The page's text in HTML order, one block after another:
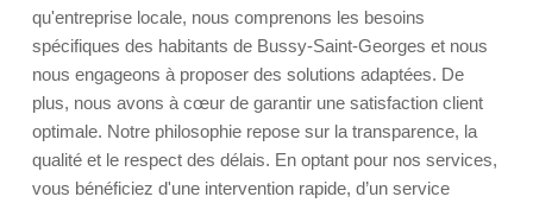
qu'entreprise locale, nous comprenons les besoins
spécifiques des habitants de Bussy-Saint-Georges et nous
nous engageons à proposer des solutions adaptées. De
plus, nous avons à cœur de garantir une satisfaction client
optimale. Notre philosophie repose sur la transparence, la
qualité et le respect des délais. En optant pour nos services,
vous bénéficiez d'une intervention rapide, d’un service